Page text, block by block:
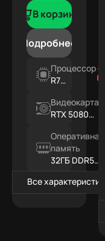
В корзину
Подробнее
Процессор
R7
Видеокарта
RTX 5080
Оперативная
память
32ГБ DDR5
RGB
Все характеристики